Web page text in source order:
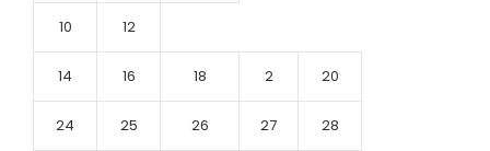
10 12
14 16 18 2 20
24 25 26 27 28